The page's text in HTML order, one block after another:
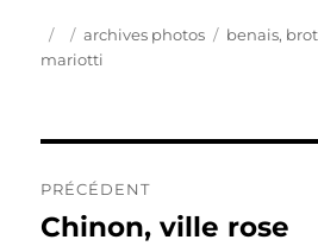
Publié
le
Catégories
archives photos Étiquettes
benais,
mariotti
de
PRÉCÉDENT
Publication
Chinon, ville rose